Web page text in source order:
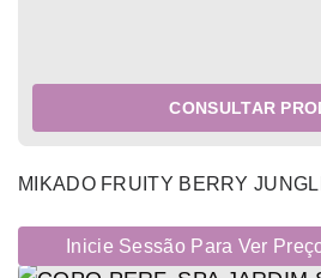
CONSULTAR
MIKADO FRUITY BERRY
Inicie Sessão Para Ver